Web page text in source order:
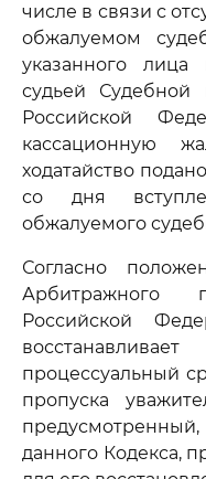
числе в связи с
обжалуемом
указанного лица
судьей Судебной
Российской
кассационную
ходатайство
со дня
обжалуемого
Согласно
Арбитражного
Российской
процессуальный
пропуска
данного Кодекса,